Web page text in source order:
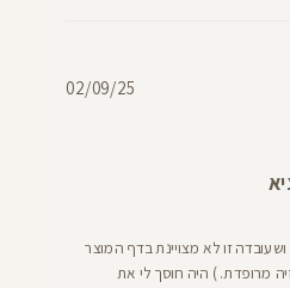
זו לא מצויינת בדף המוצר
מרופדת. ) היה חוסך לי את
תאריך02/09/25